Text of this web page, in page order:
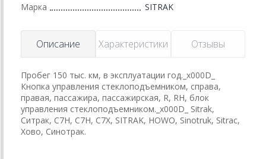
Марка SITRAK
Описание Характеристики Отзывы
Пробег 150 тыс. км, в эксплуатации год._x000D_
Кнопка управления стеклоподъемником, справа,
правая, пассажира, пассажирская, R, RH, блок
управления стеклоподъемником._x000D_ Sitrak,
Ситрак, C7H, С7Н, С7Х, SITRAK, HOWO, Sinotruk, Sitrac,
Хово, Синотрак.